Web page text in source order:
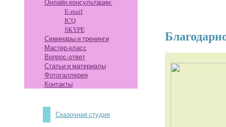
Онлайн консультации:
E-mail
ICQ
SKYPE
Семинары и тренинги
Мастер-класс
Вопрос-ответ
Статьи и материалы
Фотогаллерея
Контакты
Сказочная студия